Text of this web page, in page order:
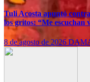
Tuli Acosta apuntó
los gritos: “Me escuchan
8 de agosto de 2026